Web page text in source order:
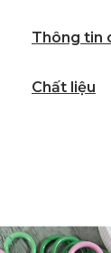
Thông tin
Chất liệu